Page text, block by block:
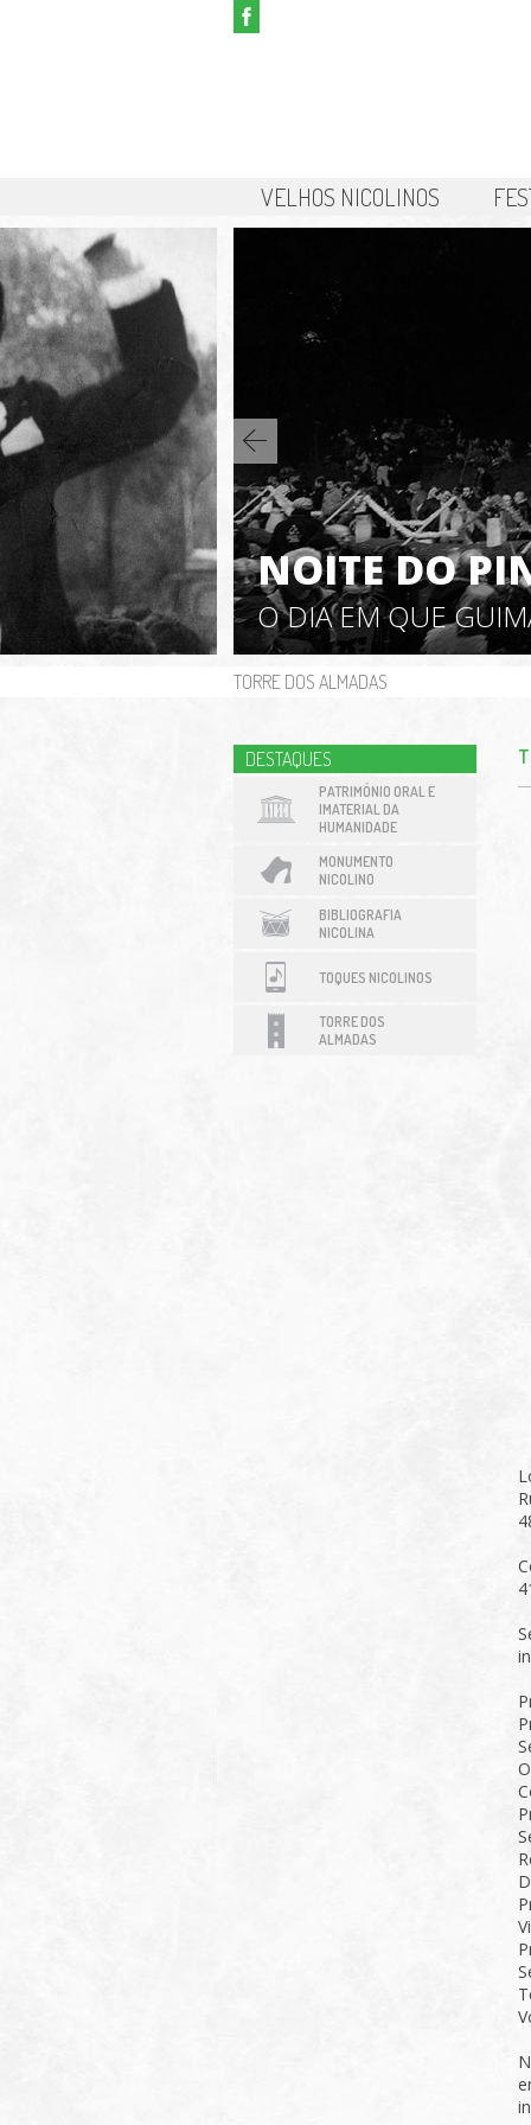
VELHOS NICOLINOS
NOITE DO
O DIA EM QUE
TORRE DOS ALMADAS
DESTAQUES
PATRIMÓNIO ORAL E
IMATERIAL DA
HUMANIDADE
MONUMENTO
NICOLINO
BIBLIOGRAFIA
NICOLINA
TOQUES NICOLINOS
TORRE DOS
ALMADAS